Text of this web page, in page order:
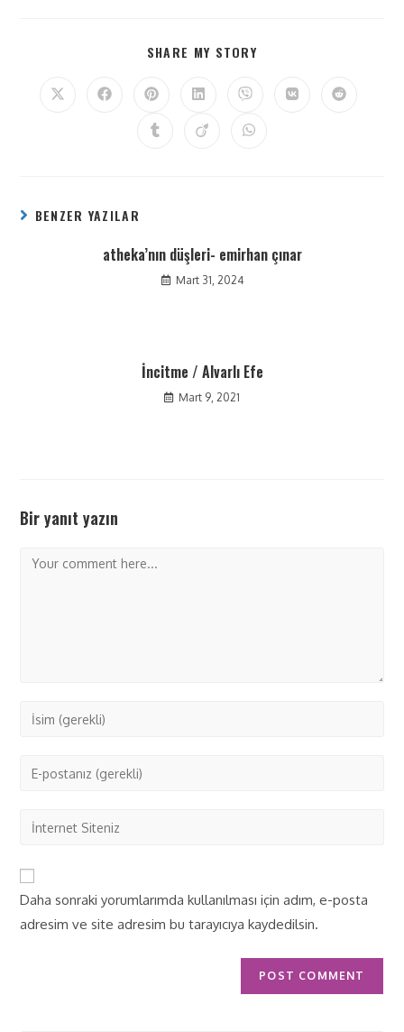
SHARE MY STORY
BENZER YAZILAR
atheka’nın düşleri- emirhan çınar
Mart 31, 2024
İncitme / Alvarlı Efe
Mart 9, 2021
Bir yanıt yazın
Daha sonraki yorumlarımda kullanılması için adım, e-posta
adresim ve site adresim bu tarayıcıya kaydedilsin.